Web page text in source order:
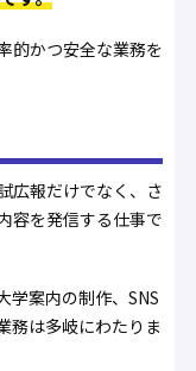
的かつ安全な業務を
広報だけでなく、さ
容を発信する仕事で
学案内の制作、SNS
務は多岐にわたりま